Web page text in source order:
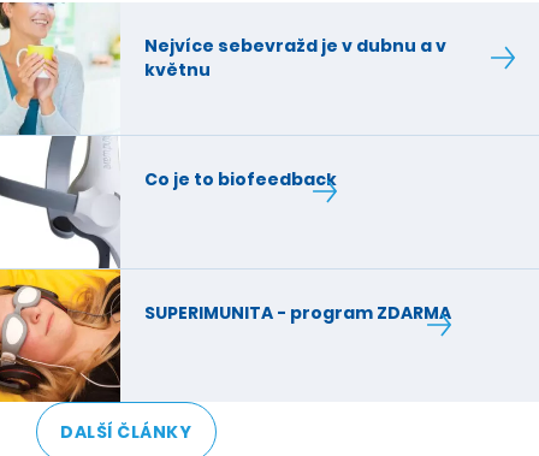
Nejvíce sebevražd je v dubnu a v
květnu
Co je to biofeedback
SUPERIMUNITA - program ZDARMA
DALŠÍ ČLÁNKY